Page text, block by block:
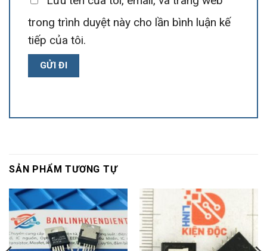
trong trình duyệt này cho lần bình luận kế
tiếp của tôi.
SẢN PHẨM TƯƠNG TỰ